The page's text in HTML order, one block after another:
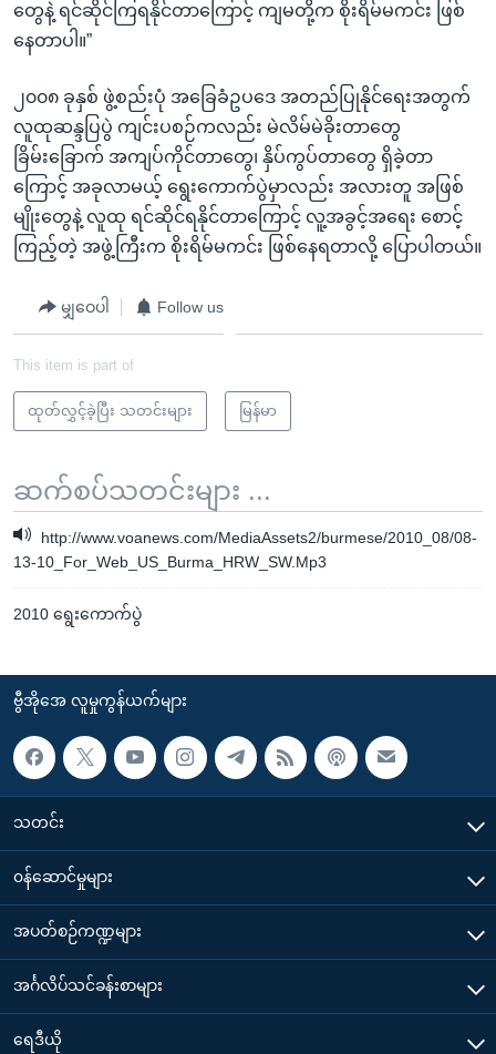
တွေနဲ့ ရင်ဆိုင်ကြရနိုင်တာကြောင့် ကျမတို့က စိုးရိမ်မကင်း ဖြစ်
နေတာပါ။”
၂၀၀၈ ခုနှစ် ဖွဲ့စည်းပုံ အခြေခံဥပဒေ အတည်ပြုနိုင်ရေးအတွက်
လူထုဆန္ဒပြပွဲ ကျင်းပစဉ်ကလည်း မဲလိမ်မဲခိုးတာတွေ
ခြိမ်းခြောက် အကျပ်ကိုင်တာတွေ၊ နှိပ်ကွပ်တာတွေ ရှိခဲ့တာ
ကြောင့် အခုလာမယ့် ရွေးကောက်ပွဲမှာလည်း အလားတူ အဖြစ်
မျိုးတွေနဲ့ လူထု ရင်ဆိုင်ရနိုင်တာကြောင့် လူ့အခွင့်အရေး စောင့်
ကြည့်တဲ့ အဖွဲ့ကြီးက စိုးရိမ်မကင်း ဖြစ်နေရတာလို့ ပြောပါတယ်။
မျှဝေပါ Follow us
This item is part of
ထုတ်လွှင့်ခဲ့ပြီး သတင်းများ မြန်မာ
ဆက်စပ်သတင်းများ ...
http://www.voanews.com/MediaAssets2/burmese/2010_08/08-
13-10_For_Web_US_Burma_HRW_SW.Mp3
2010 ရွေးကောက်ပွဲ
ဗွီအိုအေ လူမှုကွန်ယက်များ
သတင်း
၀န်ဆောင်မှုများ
အပတ်စဉ်ကဏ္ဍများ
အင်္ဂလိပ်သင်ခန်းစာများ
ရေဒီယို